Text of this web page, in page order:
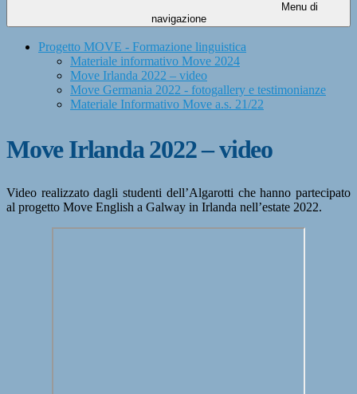
Menu di
navigazione
Progetto MOVE - Formazione linguistica
Materiale informativo Move 2024
Move Irlanda 2022 – video
Move Germania 2022 - fotogallery e testimonianze
Materiale Informativo Move a.s. 21/22
Move Irlanda 2022 – video
Video realizzato dagli studenti dell’Algarotti che hanno partecipato
al progetto Move English a Galway in Irlanda nell’estate 2022.